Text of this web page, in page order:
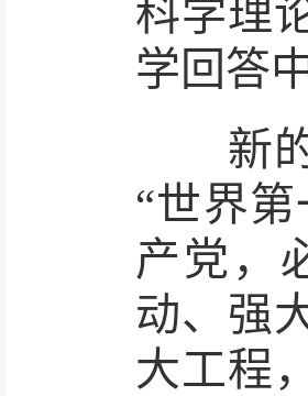
科学理
学回答
新的
“世界
产党，
动、强
大工程